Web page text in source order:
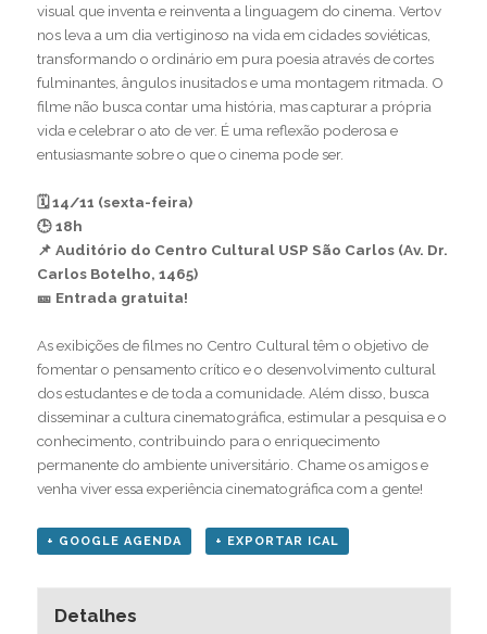
visual que inventa e reinventa a linguagem do cinema. Vertov
nos leva a um dia vertiginoso na vida em cidades soviéticas,
transformando o ordinário em pura poesia através de cortes
fulminantes, ângulos inusitados e uma montagem ritmada. O
filme não busca contar uma história, mas capturar a própria
vida e celebrar o ato de ver. É uma reflexão poderosa e
entusiasmante sobre o que o cinema pode ser.
🗓 14/11 (sexta-feira)
🕒 18h
📌 Auditório do Centro Cultural USP São Carlos (Av. Dr.
Carlos Botelho, 1465)
🎫 Entrada gratuita!
As exibições de filmes no Centro Cultural têm o objetivo de
fomentar o pensamento crítico e o desenvolvimento cultural
dos estudantes e de toda a comunidade. Além disso, busca
disseminar a cultura cinematográfica, estimular a pesquisa e o
conhecimento, contribuindo para o enriquecimento
permanente do ambiente universitário. Chame os amigos e
venha viver essa experiência cinematográfica com a gente!
+ GOOGLE AGENDA + EXPORTAR ICAL
Detalhes